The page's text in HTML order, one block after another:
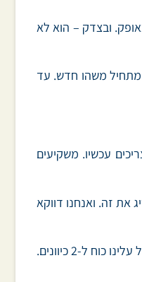
ובצדק – הוא לא
מתחיל משהו חדש. עד
עכשיו. משקיעים
את זה. ואנחנו דווקא
לא כי ההיא לא חשובה. אלא כי עכשיו אנחנו רוצים להשיג 2 מטרות שונות. כאילו 2 אנשים תופסים אותנו. כל אחד תופס יד. ומושך אותנו. אנחנו לא באמת זזים. אבל מופעל עלינו כוח ל-2 כיוונים.